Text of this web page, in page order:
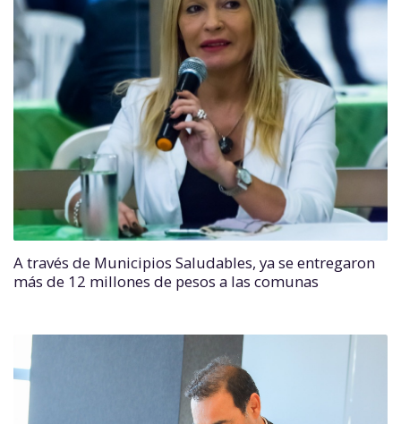
A través de Municipios Saludables, ya se entregaron
más de 12 millones de pesos a las comunas